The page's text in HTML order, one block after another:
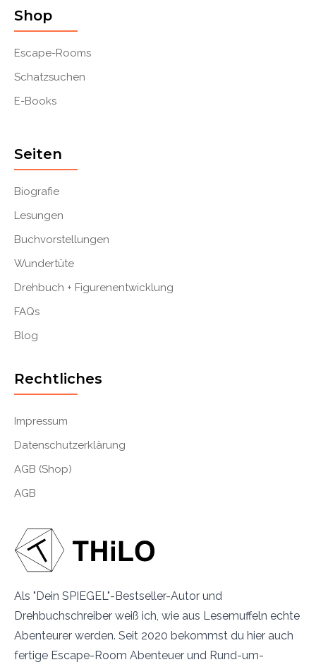
Als "Dein SPIEGEL"-Bestseller-Autor und
Drehbuchschreiber weiß ich, wie aus Lesemuffeln echte
Abenteurer werden. Seit 2020 bekommst du hier auch
fertige Escape-Room Abenteuer und Rund-um-
Shop
Escape-Rooms
Schatzsuchen
E-Books
Seiten
Biografie
Lesungen
Buchvorstellungen
Wundertüte
Drehbuch + Figurenentwicklung
FAQs
Blog
Rechtliches
Impressum
Datenschutzerklärung
AGB (Shop)
AGB